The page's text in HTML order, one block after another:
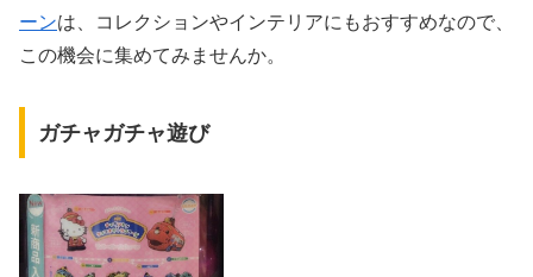
ーンは、コレクションやインテリアにもおすすめなので、
この機会に集めてみませんか。
ガチャガチャ遊び